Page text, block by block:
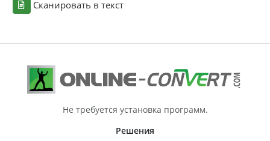
Сканировать в текст
Не требуется установка программ.
Решения